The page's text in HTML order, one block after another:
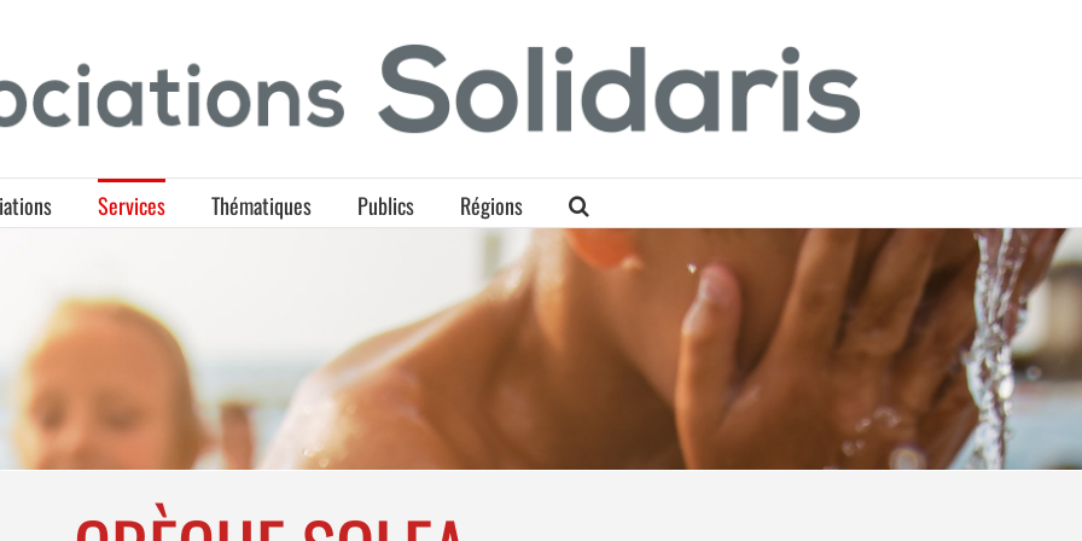
Services Thématiques Publics Régions